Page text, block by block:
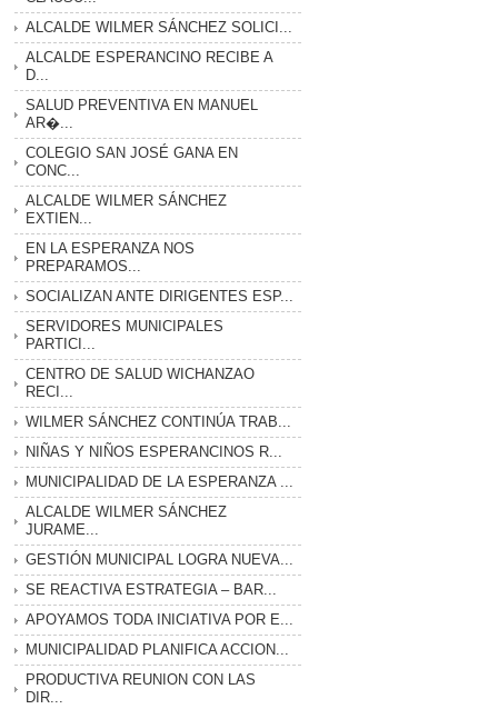
ALCALDE WILMER SÁNCHEZ SOLICI...
ALCALDE ESPERANCINO RECIBE A
D...
SALUD PREVENTIVA EN MANUEL
AR�...
COLEGIO SAN JOSÉ GANA EN
CONC...
ALCALDE WILMER SÁNCHEZ
EXTIEN...
EN LA ESPERANZA NOS
PREPARAMOS...
SOCIALIZAN ANTE DIRIGENTES ESP...
SERVIDORES MUNICIPALES
PARTICI...
CENTRO DE SALUD WICHANZAO
RECI...
WILMER SÁNCHEZ CONTINÚA TRAB...
NIÑAS Y NIÑOS ESPERANCINOS R...
MUNICIPALIDAD DE LA ESPERANZA ...
ALCALDE WILMER SÁNCHEZ
JURAME...
GESTIÓN MUNICIPAL LOGRA NUEVA...
SE REACTIVA ESTRATEGIA – BAR...
APOYAMOS TODA INICIATIVA POR E...
MUNICIPALIDAD PLANIFICA ACCION...
PRODUCTIVA REUNION CON LAS
DIR...